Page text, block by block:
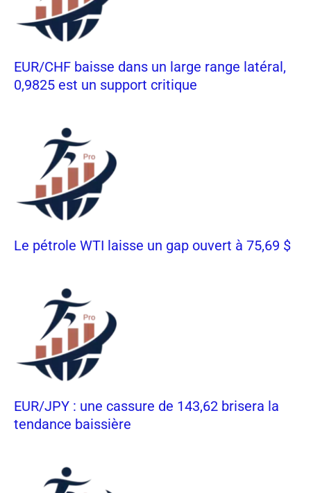
EUR/CHF baisse dans un large range latéral,
0,9825 est un support critique
Le pétrole WTI laisse un gap ouvert à 75,69 $
EUR/JPY : une cassure de 143,62 brisera la
tendance baissière